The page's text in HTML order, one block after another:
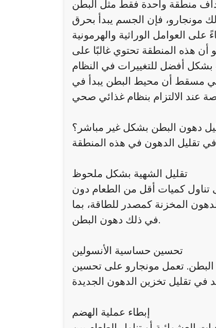
منطقة واحدة فقط مثل البطن
مونجارو، فإن الجسم يبدأ بحرق
هذه المنطقة تحتوي غالبًا على
أفضل للتغييرات في النظام
في مسقط أن محيط البطن يبدأ في
دهون البطن بشكل غير مباشر؟
تقليل الشهية بشكل ملحوظ
تناول كميات أقل من الطعام دون
المخزنة كمصدر للطاقة، بما
في ذلك دهون البطن.
تحسين حساسية الأنسولين
تعمل مونجارو على تحسين
إبطاء عملية الهضم